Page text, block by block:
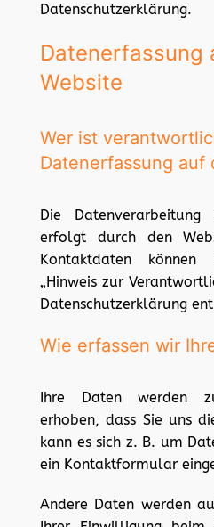
Datenschutzerklärung.
Datenerfassung
Website
Wer ist
Datenerfassung auf
Die
erfolgt durch den
Kontaktdaten
„Hinweis zur
Datenschutzerklärung
Wie erfassen wir
Ihre Daten werden
erhoben, dass Sie uns
kann es sich z. B. um
ein Kontaktformular
Andere Daten werden